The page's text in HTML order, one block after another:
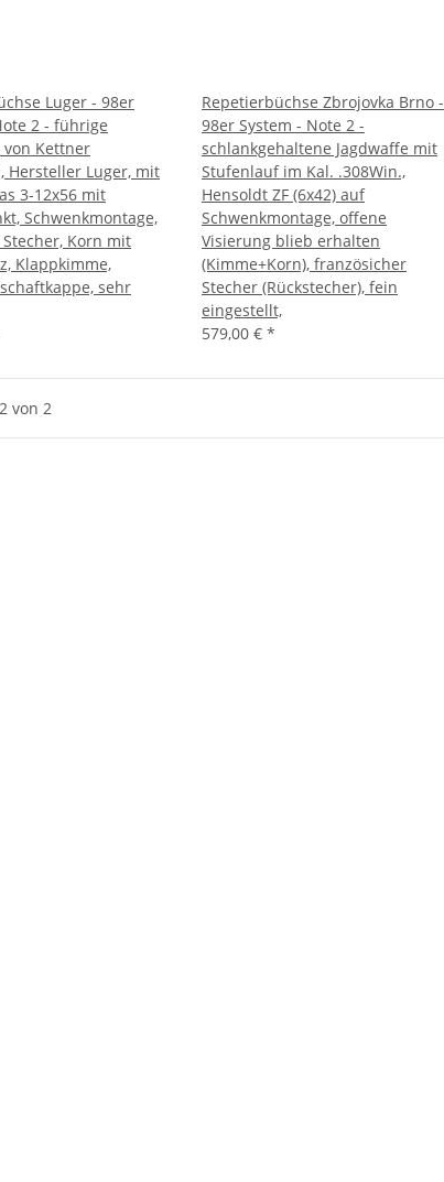
Luger - 98er
2 - führige
von Kettner
Hersteller Luger, mit
3-12x56 mit
Schwenkmontage,
Korn mit
Klappkimme,
sehr
Repetierbüchse Zbrojovka Brno -
98er System - Note 2 -
schlankgehaltene Jagdwaffe mit
Stufenlauf im Kal. .308Win.,
Hensoldt ZF (6x42) auf
Schwenkmontage, offene
Visierung blieb erhalten
(Kimme+Korn), französicher
Stecher (Rückstecher), fein
eingestellt,
579,00 € *
von 2